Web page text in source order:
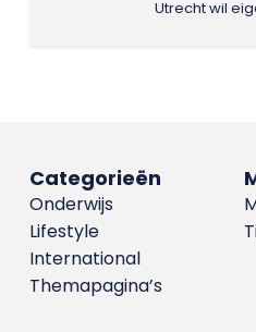
Utrecht wil
Categorieën
Onderwijs
Lifestyle
International
Themapagina’s